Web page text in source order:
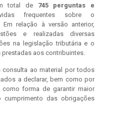
total de 745 perguntas e
frequentes sobre o
relação à versão anterior,
e realizadas diversas
na legislação tributária e o
aos contribuintes.
consulta ao material por todos
a declarar, bem como por
forma de garantir maior
cumprimento das obrigações